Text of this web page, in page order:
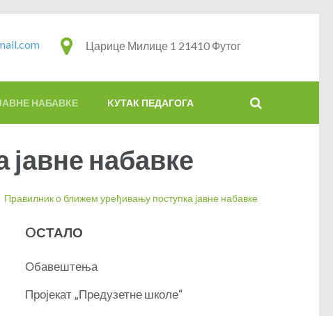
Царице Милице 1 21410 Футог
НАБАВКЕ KУТАК ПЕДАГОГА
набавке
Правилник о ближем уређивању поступка јавне набавке
OСТАЛО
Обавештења
Пројекат „Предузетне школе“